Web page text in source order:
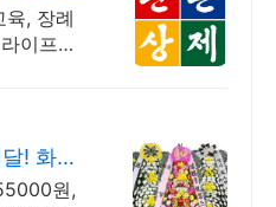
, 장례
이프케
비스
! 화환
원,